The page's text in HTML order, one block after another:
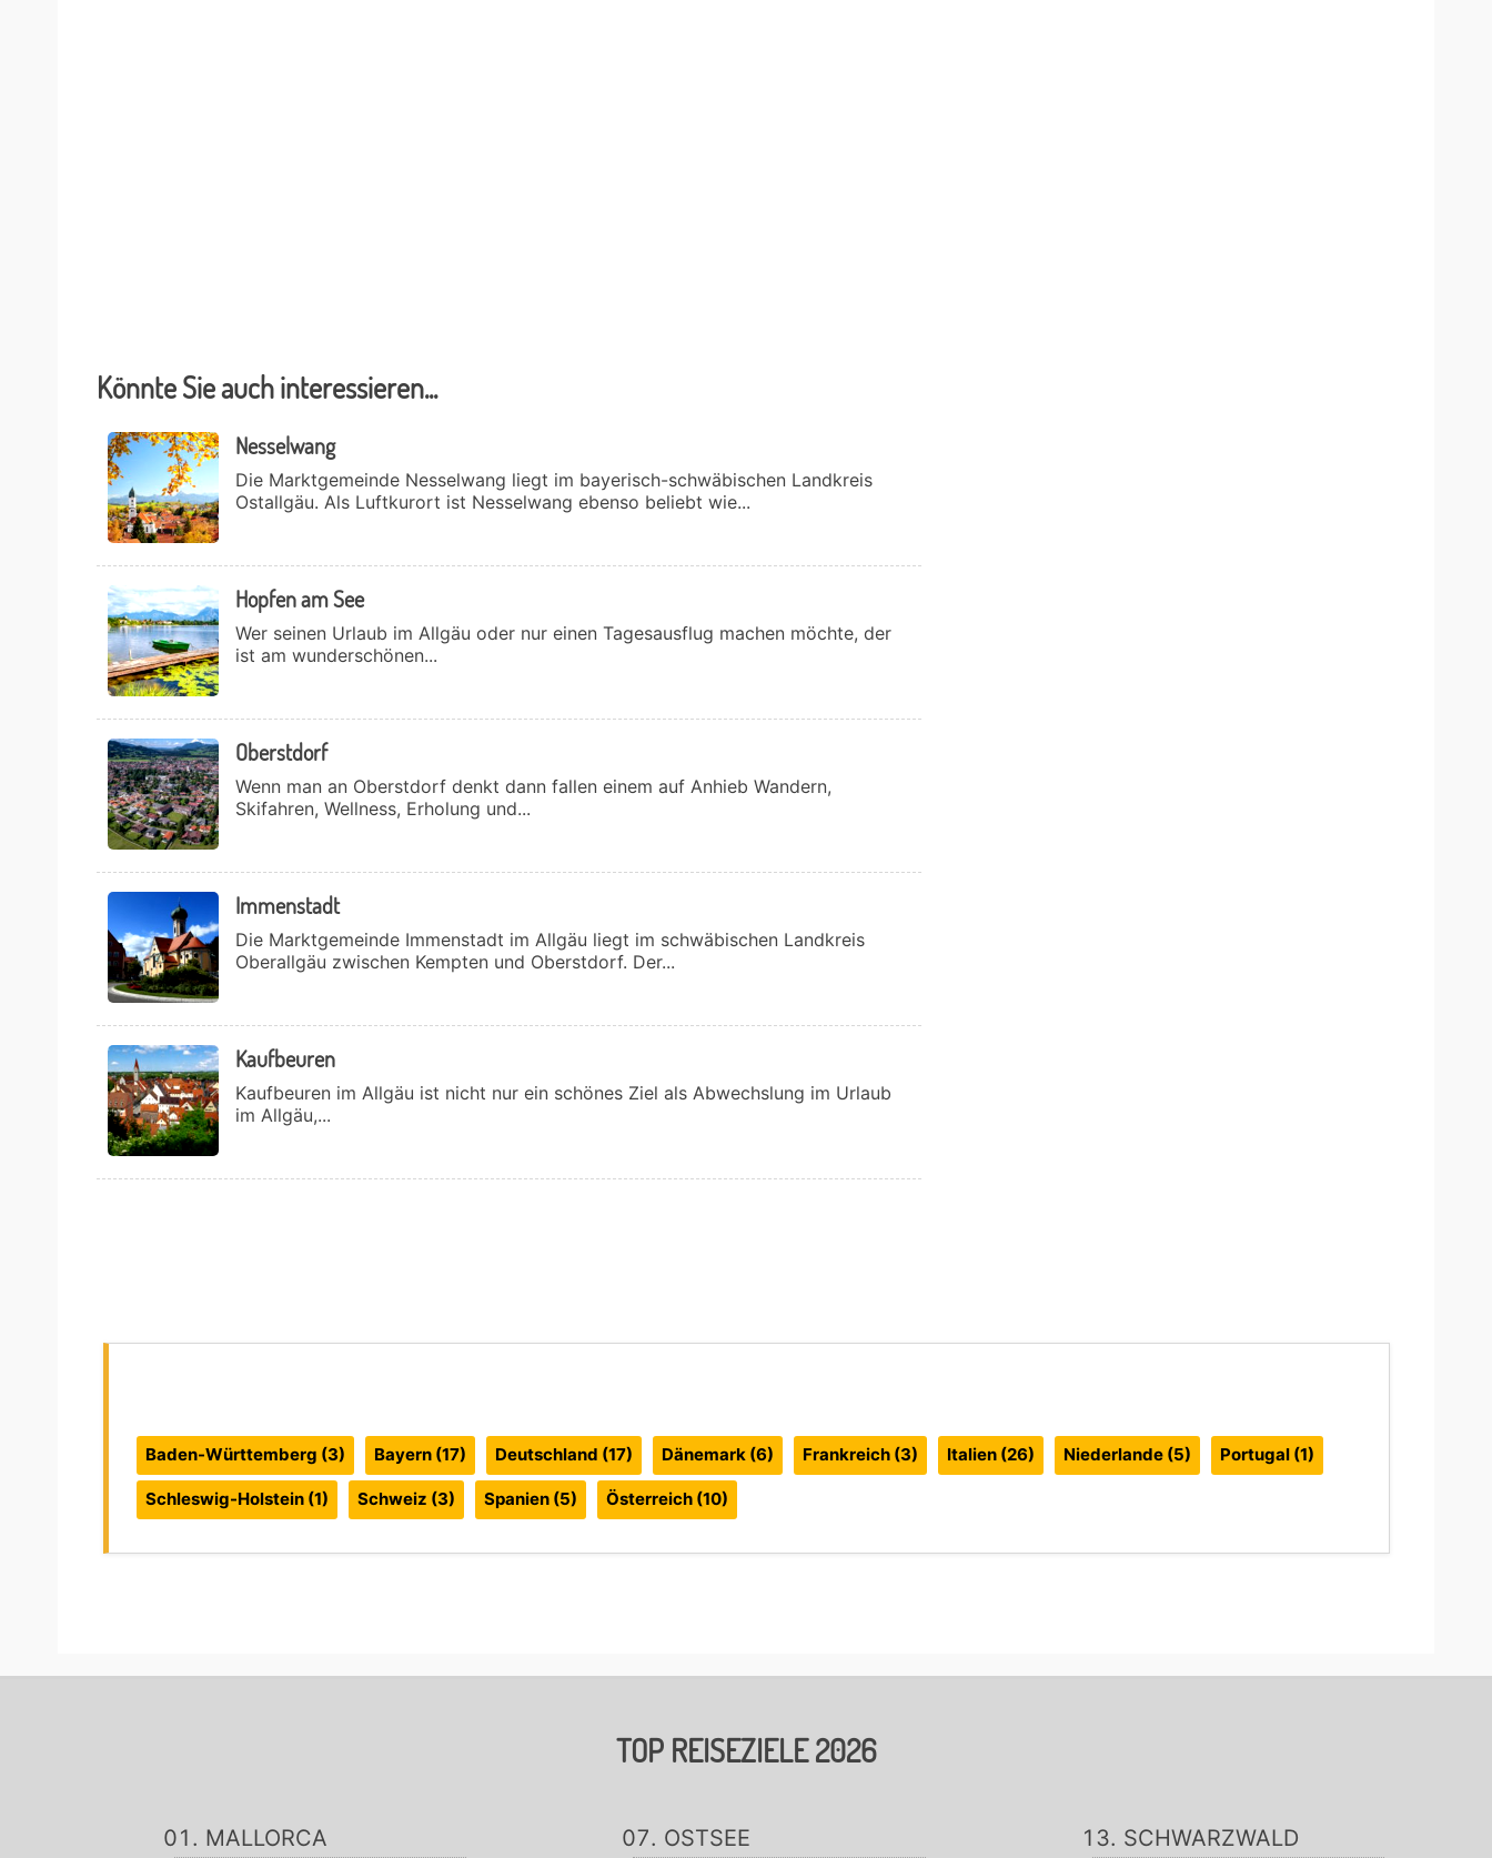
Könnte Sie auch interessieren...
Nesselwang
Die Marktgemeinde Nesselwang liegt im bayerisch-schwäbischen Landkreis
Ostallgäu. Als Luftkurort ist Nesselwang ebenso beliebt wie...
Hopfen am See
Wer seinen Urlaub im Allgäu oder nur einen Tagesausflug machen möchte, der
ist am wunderschönen...
Oberstdorf
Wenn man an Oberstdorf denkt dann fallen einem auf Anhieb Wandern,
Skifahren, Wellness, Erholung und...
Immenstadt
Die Marktgemeinde Immenstadt im Allgäu liegt im schwäbischen Landkreis
Oberallgäu zwischen Kempten und Oberstdorf. Der...
Kaufbeuren
Kaufbeuren im Allgäu ist nicht nur ein schönes Ziel als Abwechslung im Urlaub
im Allgäu,...
Baden-Württemberg (3) Bayern(17) Deutschland (17) Dänemark(6) Frankreich(3) Italien(26) Niederlande(5) Portugal(1)
Schleswig-Holstein(1) Schweiz (3) Spanien(5) Österreich(10)
TOP REISEZIELE 2026
MALLORCA OSTSEE SCHWARZWALD